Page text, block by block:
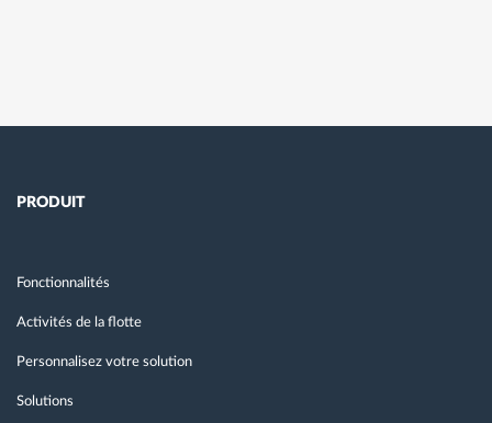
PRODUIT
Fonctionnalités
Activités de la flotte
Personnalisez votre solution
Solutions